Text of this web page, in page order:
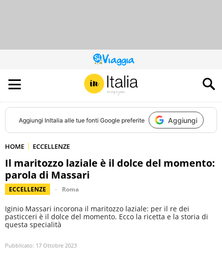
QUESTO
SITO
CONTRIBUISCE
ALL’AUDIENCE
DI
Aggiungi InItalia alle tue fonti Google preferite Aggiungi
HOME ECCELLENZE
Il maritozzo laziale è il dolce del momento:
parola di Massari
ECCELLENZE Roma
Iginio Massari incorona il maritozzo laziale: per il re dei
pasticceri è il dolce del momento. Ecco la ricetta e la storia di
questa specialità
Pubblicato: 17 Ottobre 2023